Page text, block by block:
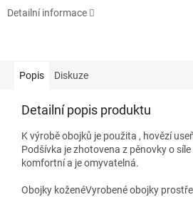
Detailní informace
Popis Diskuze
Detailní popis produktu
K výrobě obojků je použita , hovězí
Podšívka je zhotovena z pěnovky o síle
komfortní a je omyvatelná.
Obojky koženéVyrobené obojky